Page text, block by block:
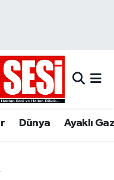
Dünya Ayaklı